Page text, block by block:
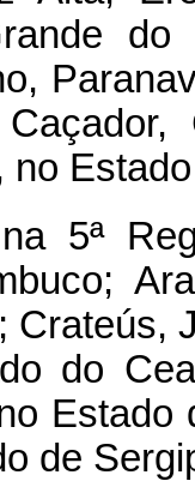
do
no
5ª
Crateús,
do
Estado
de